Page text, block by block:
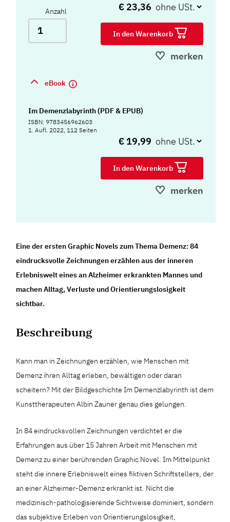
Anzahl € 23,36
In den Warenkorb
merken
eBook
Im Demenzlabyrinth (PDF & EPUB)
ISBN: 9783456962603
1. Aufl. 2022, 112 Seiten
€ 19,99
In den Warenkorb
merken
Eine der ersten Graphic Novels zum Thema Demenz: 84
eindrucksvolle Zeichnungen erzählen aus der inneren
Erlebniswelt eines an Alzheimer erkrankten Mannes und
machen Alltag, Verluste und Orientierungslosigkeit
sichtbar.
Beschreibung
Kann man in Zeichnungen erzählen, wie Menschen mit
Demenz ihren Alltag erleben, bewältigen oder daran
scheitern? Mit der Bildgeschichte Im Demenzlabyrinth ist dem
Kunsttherapeuten Albin Zauner genau dies gelungen.
In 84 eindrucksvollen Zeichnungen verdichtet er die
Erfahrungen aus über 15 Jahren Arbeit mit Menschen mit
Demenz zu einer berührenden Graphic Novel. Im Mittelpunkt
steht die innere Erlebniswelt eines fiktiven Schriftstellers, der
an einer Alzheimer-Demenz erkrankt ist. Nicht die
medizinisch-pathologisierende Sichtweise dominiert, sondern
das subjektive Erleben von Orientierungslosigkeit,